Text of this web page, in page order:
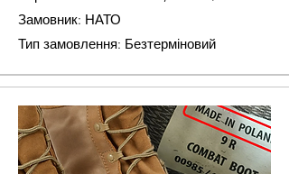
Замовник: НАТО
Тип замовлення: Безтерміновий